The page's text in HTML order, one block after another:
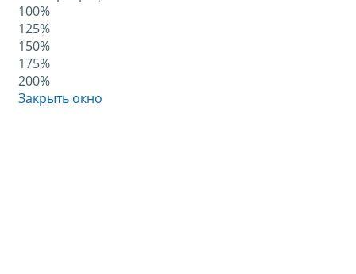
100%
125%
150%
175%
200%
Закрыть окно